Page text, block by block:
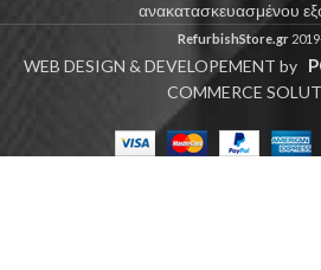
ανακατασκευασμένου
RefurbishStore.gr
WEB DESIGN & DEVELOPEMENT by
COMMERCE